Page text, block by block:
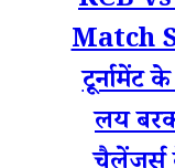
Match
टूर्नामेंट
लय